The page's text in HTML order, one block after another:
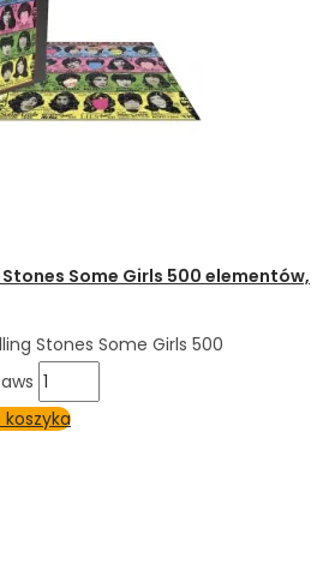
Stones Some Girls 500 elementów,
Stones Some Girls 500